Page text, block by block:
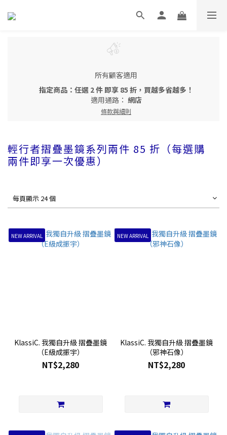
所有顧客適用
指定商品：任選 2 件 即享 85 折，買越多省越多！
適用通路： 網店
條款與細則
輕行者摺疊墨鏡系列兩件 85 折（每選購
兩件即享一次優惠）
每頁顯示 24 個
NEW ARRIVAL
KlassiC. 我獨自升級 摺疊墨鏡
（E級成振宇）
NT$2,280
NEW ARRIVAL
KlassiC. 我獨自升級 摺疊墨鏡
（邪神石像）
NT$2,280